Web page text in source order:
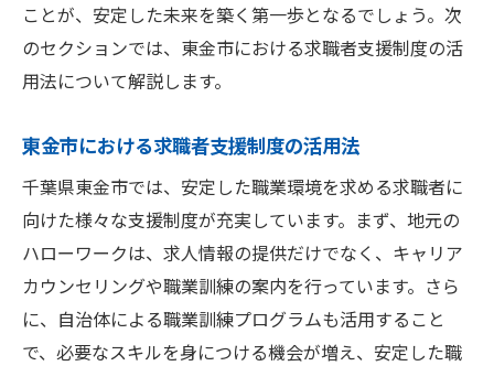
ことが、安定した未来を築く第一歩となるでしょう。次
のセクションでは、東金市における求職者支援制度の活
用法について解説します。
東金市における求職者支援制度の活用法
千葉県東金市では、安定した職業環境を求める求職者に
向けた様々な支援制度が充実しています。まず、地元の
ハローワークは、求人情報の提供だけでなく、キャリア
カウンセリングや職業訓練の案内を行っています。さら
に、自治体による職業訓練プログラムも活用すること
で、必要なスキルを身につける機会が増え、安定した職